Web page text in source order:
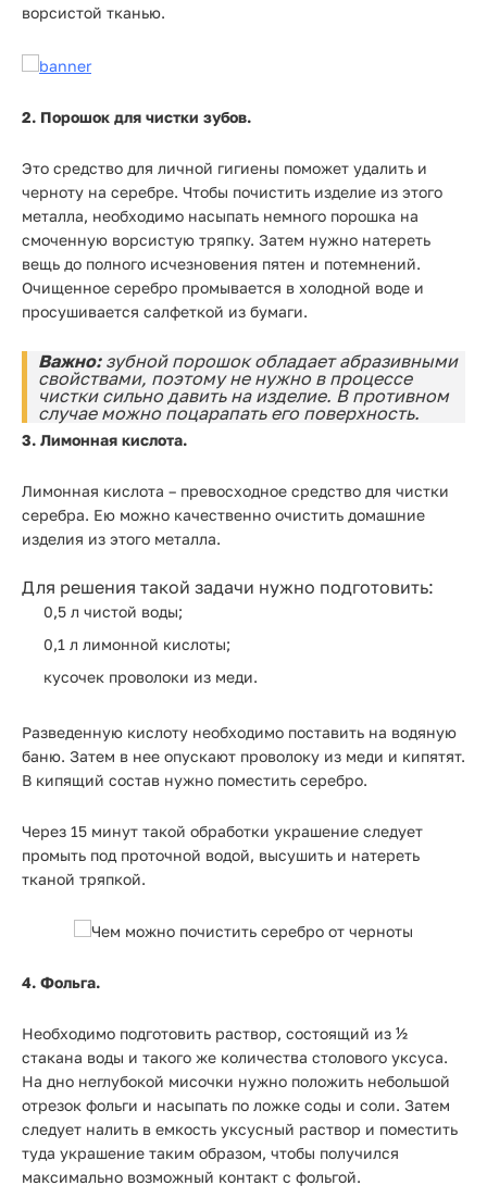
ворсистой тканью.
2. Порошок для чистки зубов.
Это средство для личной гигиены поможет удалить и
черноту на серебре. Чтобы почистить изделие из этого
металла, необходимо насыпать немного порошка на
смоченную ворсистую тряпку. Затем нужно натереть
вещь до полного исчезновения пятен и потемнений.
Очищенное серебро промывается в холодной воде и
просушивается салфеткой из бумаги.
Важно:зубной порошок обладает абразивными
свойствами, поэтому не нужно в процессе
чистки сильно давить на изделие. В противном
случае можно поцарапать его поверхность.
3. Лимонная кислота.
Лимонная кислота – превосходное средство для чистки
серебра. Ею можно качественно очистить домашние
изделия из этого металла.
Для решения такой задачи нужно подготовить:
0,5 л чистой воды;
0,1 л лимонной кислоты;
кусочек проволоки из меди.
Разведенную кислоту необходимо поставить на водяную
баню. Затем в нее опускают проволоку из меди и кипятят.
В кипящий состав нужно поместить серебро.
Через 15 минут такой обработки украшение следует
промыть под проточной водой, высушить и натереть
тканой тряпкой.
4. Фольга.
Необходимо подготовить раствор, состоящий из ½
стакана воды и такого же количества столового уксуса.
На дно неглубокой мисочки нужно положить небольшой
отрезок фольги и насыпать по ложке соды и соли. Затем
следует налить в емкость уксусный раствор и поместить
туда украшение таким образом, чтобы получился
максимально возможный контакт с фольгой.